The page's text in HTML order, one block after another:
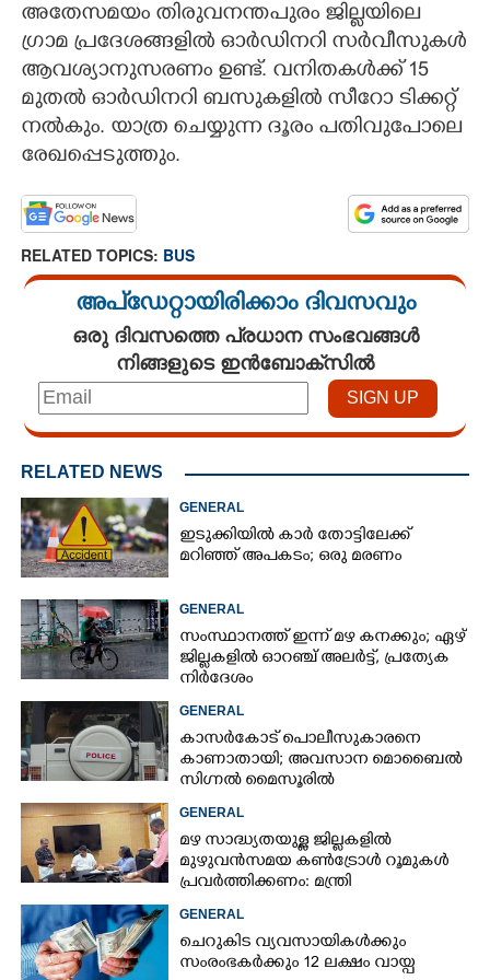
അതേസമയം തിരുവനന്തപുരം ജില്ലയിലെ
ഗ്രാമ പ്രദേശങ്ങളിൽ ഓർഡിനറി സർവീസുകൾ
ആവശ്യാനുസരണം ഉണ്ട്. വനിതകൾക്ക് 15
മുതൽ ഓർഡിനറി ബസുകളിൽ സീറോ ടിക്കറ്റ്
നൽകും. യാത്ര ചെയ്യുന്ന ദൂരം പതിവുപോലെ
രേഖപ്പെടുത്തും.
RELATED TOPICS: BUS
അപ്ഡേറ്റായിരിക്കാം ദിവസവും
ഒരു ദിവസത്തെ പ്രധാന സംഭവങ്ങൾ
നിങ്ങളുടെ ഇൻബോക്സിൽ
RELATED NEWS
GENERAL
ഇടുക്കിയിൽ കാർ തോട്ടിലേക്ക്
മറിഞ്ഞ് അപകടം; ഒരു മരണം
GENERAL
സംസ്ഥാനത്ത് ഇന്ന് മഴ കനക്കും; ഏഴ്
ജില്ലകളിൽ ഓറഞ്ച് അലർട്ട്, പ്രത്യേക
നിർദേശം
GENERAL
കാസർകോട് പൊലീസുകാരനെ
കാണാതായി; അവസാന മൊബൈൽ
സിഗ്നൽ മൈസൂരിൽ
GENERAL
മഴ സാദ്ധ്യതയുള്ള ജില്ലകളിൽ
മുഴുവൻസമയ കൺട്രോൾ റൂമുകൾ
പ്രവർത്തിക്കണം: മന്ത്രി
GENERAL
ചെറുകിട വ്യവസായികൾക്കും
സംരംഭകർക്കും 12 ലക്ഷം വായ്പ